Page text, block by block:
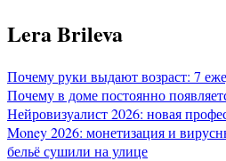
Перейти
к
Lera Brileva
Почему руки выдают возраст: 7
Почему в доме постоянно
Нейровизуалист 2026: новая
Money 2026: монетизация и
бельё сушили на улице